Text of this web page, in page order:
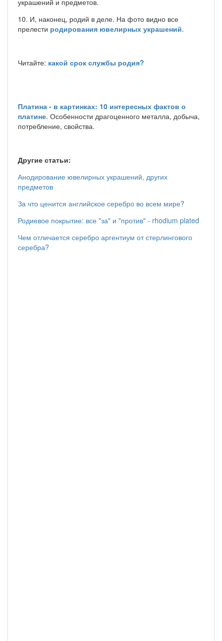
10. И, наконец, родий в деле. На фото видно все
прелести родирования ювелирных украшений.
Читайте: какой срок службы родия?
Платина - в картинках: 10 интересных фактов о
платине. Особенности драгоценного металла, добыча,
потребление, свойства.
Другие статьи:
Анодирование ювелирных украшений, других
предметов
За что ценится английское серебро во всем мире?
Родиевое покрытие: все "за" и "против" - rhodium plated
Чем отличается серебро аргентиум от стерлингового
серебра?